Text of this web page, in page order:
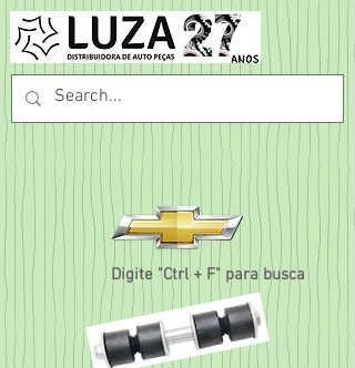
Digite "Ctrl + F" para busca